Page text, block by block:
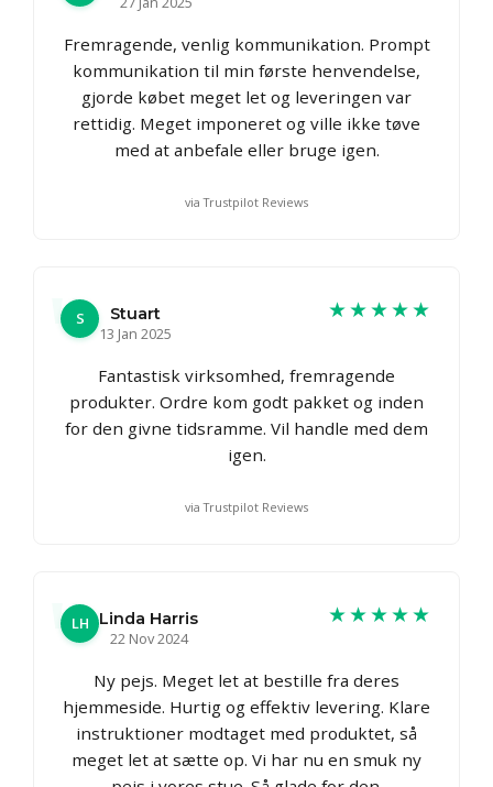
Fremragende, venlig kommunikation. Prompt
kommunikation til min første henvendelse,
gjorde købet meget let og leveringen var
rettidig. Meget imponeret og ville ikke tøve
med at anbefale eller bruge igen.
via Trustpilot Reviews
S
Stuart
13 Jan 2025
★★★★★
Fantastisk virksomhed, fremragende
produkter. Ordre kom godt pakket og inden
for den givne tidsramme. Vil handle med dem
igen.
via Trustpilot Reviews
LH
Linda Harris
22 Nov 2024
★★★★★
Ny pejs. Meget let at bestille fra deres
hjemmeside. Hurtig og effektiv levering. Klare
instruktioner modtaget med produktet, så
meget let at sætte op. Vi har nu en smuk ny